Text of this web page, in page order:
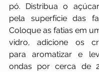
pó. Distribua o
pela superfície das
Coloque as fatias em
vidro, adicione os
para aromatizar e
ondas por cerca de